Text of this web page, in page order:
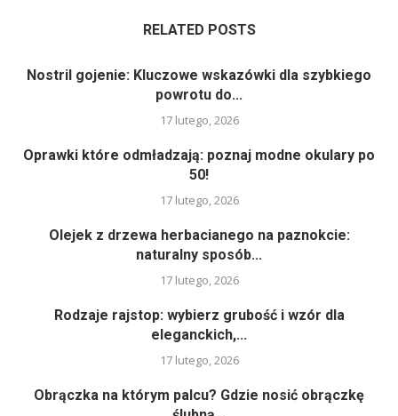
RELATED POSTS
Nostril gojenie: Kluczowe wskazówki dla szybkiego
powrotu do...
17 lutego, 2026
Oprawki które odmładzają: poznaj modne okulary po
50!
17 lutego, 2026
Olejek z drzewa herbacianego na paznokcie:
naturalny sposób...
17 lutego, 2026
Rodzaje rajstop: wybierz grubość i wzór dla
eleganckich,...
17 lutego, 2026
Obrączka na którym palcu? Gdzie nosić obrączkę